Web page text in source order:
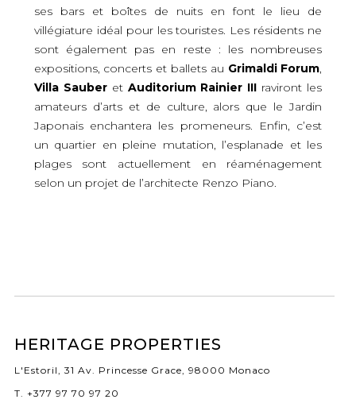
ses bars et boîtes de nuits en font le lieu de
villégiature idéal pour les touristes. Les résidents ne
sont également pas en reste : les nombreuses
expositions, concerts et ballets au Grimaldi Forum
Villa Sauber et Auditorium Rainier III raviront les
amateurs d’arts et de culture, alors que le Jardin
Japonais enchantera les promeneurs. Enfin, c’est
un quartier en pleine mutation, l’esplanade et les
plages sont actuellement en réaménagement
selon un projet de l’architecte Renzo Piano.
HERITAGE PROPERTIES
L'Estoril, 31 Av. Princesse Grace, 98000 Monaco
T. +377 97 70 97 20